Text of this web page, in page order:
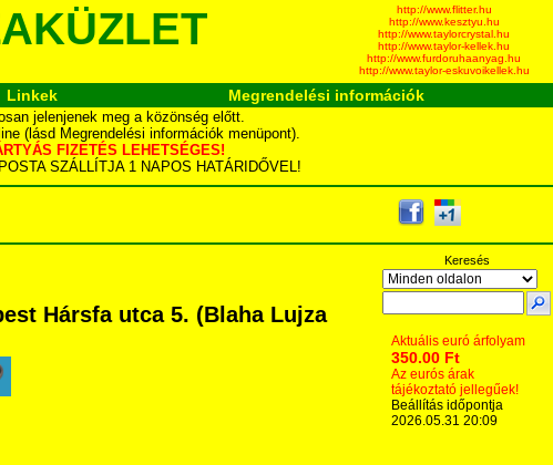
http://www.flitter.hu
http://www.kesztyu.hu
http://www.taylorcrystal.hu
http://www.taylor-kellek.hu
http://www.furdoruhaanyag.hu
http://www.taylor-eskuvoikellek.hu
Linkek Megrendelési információk
jelenjenek meg a közönség előtt.
(lásd Megrendelési információk menüpont).
FIZETÉS LEHETSÉGES!
SZÁLLÍTJA 1 NAPOS HATÁRIDŐVEL!
Hársfa utca 5. (Blaha Lujza
Keresés
Aktuális euró árfolyam
350.00 Ft
Az eurós árak
tájékoztató jellegűek!
Beállítás időpontja
2026.05.31 20:09